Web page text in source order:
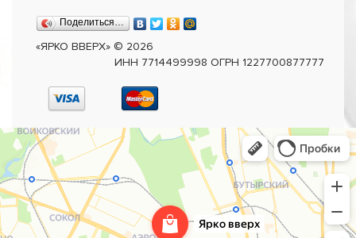
Поделиться…
«ЯРКО ВВЕРХ» © 2026
ИНН 7714499998 ОГРН 1227700877777